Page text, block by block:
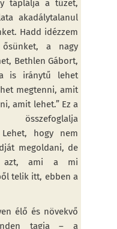
táplálja a tüzet,
akadálytalanul
Hadd idézzem
a nagy
Bethlen Gábort,
is iránytű lehet
megtenni, amit
amit lehet.” Ez a
összefoglalja
hogy nem
megoldani, de
azt, ami a mi
telik itt, ebben a
élő és növekvő
tagja – a